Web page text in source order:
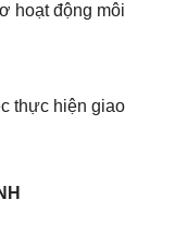
hoạt động môi
thực hiện giao